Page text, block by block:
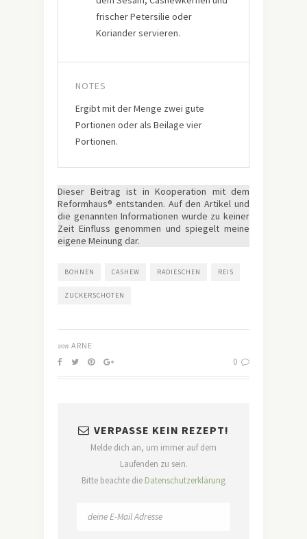
frischer Petersilie oder
Koriander servieren.
NOTES
Ergibt mit der Menge zwei gute
Portionen oder als Beilage vier
Portionen.
Dieser Beitrag ist in Kooperation mit dem
Reformhaus® entstanden. Auf den Artikel und
die genannten Informationen wurde zu keiner
Zeit Einfluss genommen und spiegelt meine
eigene Meinung dar.
BOHNEN CASHEW RADIESCHEN REIS
ZUCKERSCHOTEN
von ARNE
0
VERPASSE KEIN REZEPT!
Melde dich an, um immer auf dem
Laufenden zu sein.
Bitte beachte die Datenschutzerklärung